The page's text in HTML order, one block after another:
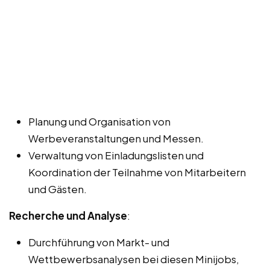
Planung und Organisation von
Werbeveranstaltungen und Messen.
Verwaltung von Einladungslisten und
Koordination der Teilnahme von Mitarbeitern
und Gästen.
Recherche und Analyse:
Durchführung von Markt- und
Wettbewerbsanalysen bei diesen Minijobs,